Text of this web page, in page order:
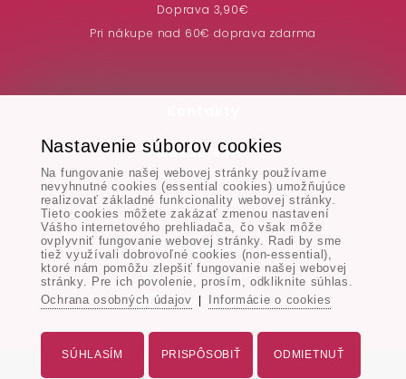
Doprava 3,90€
Pri nákupe nad 60€ doprava zdarma
MONAD, s.r.o.
Hodská 345/3,
924 01 Galanta
Tel. & Email:
+421 917 106 227
info@monad.sk
Nastavenie súborov cookies
Na fungovanie našej webovej stránky používame
nevyhnutné cookies (essential cookies) umožňujúce
realizovať základné funkcionality webovej stránky.
Tieto cookies môžete zakázať zmenou nastavení
Vášho internetového prehliadača, čo však môže
ovplyvniť fungovanie webovej stránky. Radi by sme
tiež využívali dobrovoľné cookies (non-essential),
ktoré nám pomôžu zlepšiť fungovanie našej webovej
stránky. Pre ich povolenie, prosím, odkliknite súhlas.
Ochrana osobných údajov
Informácie o cookies
SÚHLASÍM PRISPÔSOBIŤ ODMIETNUŤ